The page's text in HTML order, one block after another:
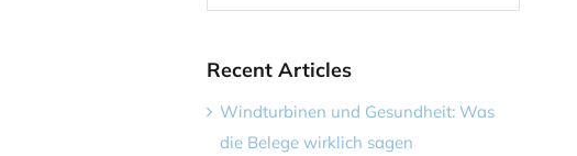
for:
Recent Articles
Windturbinen und Gesundheit: Was
die Belege wirklich sagen